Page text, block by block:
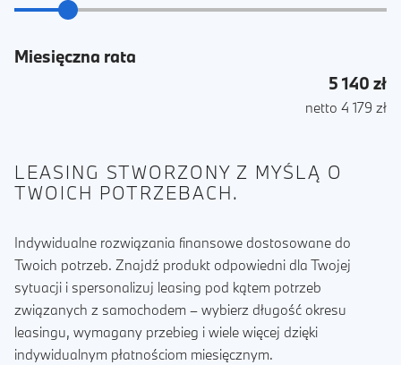
Miesięczna rata
5 140 zł
netto 4 179 zł
LEASING STWORZONY Z MYŚLĄ O
TWOICH POTRZEBACH.
Indywidualne rozwiązania finansowe dostosowane do
Twoich potrzeb. Znajdź produkt odpowiedni dla Twojej
sytuacji i spersonalizuj leasing pod kątem potrzeb
związanych z samochodem – wybierz długość okresu
leasingu, wymagany przebieg i wiele więcej dzięki
indywidualnym płatnościom miesięcznym.